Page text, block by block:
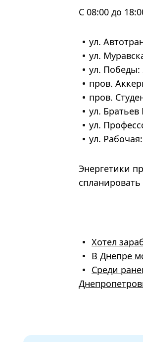
С 08:00 до
ул.
ул.
ул. Победы:
пров.
пров.
ул.
ул.
ул.
Энергетики
Хотел
В Днепре
Среди